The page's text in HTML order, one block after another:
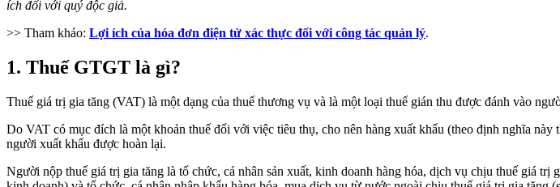
ích đối với quý độc giả.
>> Tham khảo: Lợi ích của hóa đơn điện tử xác thực đối với công tác quản lý.
1. Thuế GTGT là gì?
Thuế giá trị gia tăng (VAT) là một dạng của thuế thương vụ và là một loại thuế gián thu được đánh vào
Do VAT có mục đích là một khoản thuế đối với việc tiêu thụ, cho nên hàng xuất khẩu (theo định nghĩa
người xuất khẩu được hoàn lại.
Người nộp thuế giá trị gia tăng là tổ chức, cá nhân sản xuất, kinh doanh hàng hóa, dịch vụ chịu thuế giá